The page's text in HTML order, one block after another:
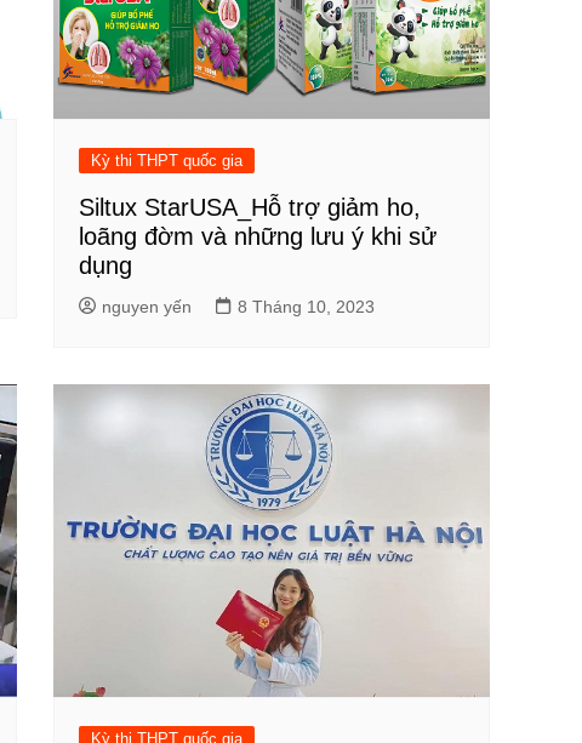
Kỳ thi THPT quốc gia
Siltux StarUSA_Hỗ trợ giảm ho,
loãng đờm và những lưu ý khi sử
dụng
nguyen yến 8 Tháng 10, 2023
Kỳ thi THPT quốc gia